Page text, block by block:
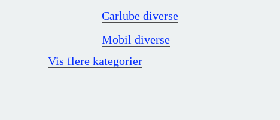
Carlube diverse
Mobil diverse
Vis flere kategorier